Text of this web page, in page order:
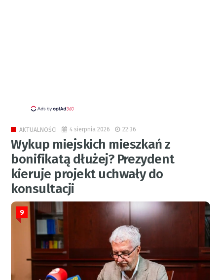
AKTUALNOŚCI 4 sierpnia 2026 22:36
Wykup miejskich mieszkań z
bonifikatą dłużej? Prezydent
kieruje projekt uchwały do
konsultacji
9